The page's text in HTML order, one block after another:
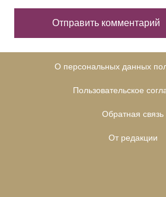
О персональных данных
Пользовательское
Обратная связь
От редакции